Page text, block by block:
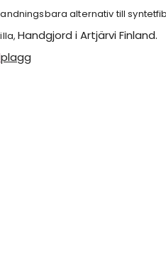
alternativ till
Handgjord i Artjärvi Finland.
plagg